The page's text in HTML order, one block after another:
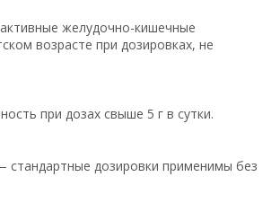
желудочно-кишечные
возрасте при дозировках, не
при дозах свыше 5 г в сутки.
стандартные дозировки применимы без